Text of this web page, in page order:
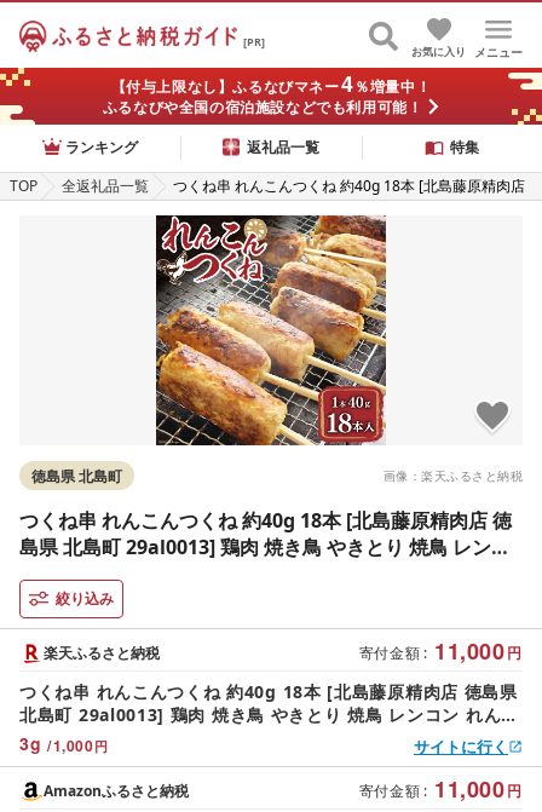
[PR]
メニュー
お気に入り
【付与上限なし】ふるなびマネー4％増量中！
ふるなびや全国の宿泊施設などでも利用可能！
ランキング
返礼品一覧
特集
TOP
全返礼品一覧
つくね串 れんこんつくね 約40g 18本 [北島藤原精肉店
徳島県 北島町 29al0013] 鶏肉 焼き鳥 やきとり 焼鳥 レ
ンコン れんこん レンコンつくね 冷凍 串 おつまみ
画像：楽天ふるさと納税
徳島県 北島町
つくね串 れんこんつくね 約40g 18本 [北島藤原精肉店 徳
島県 北島町 29al0013] 鶏肉 焼き鳥 やきとり 焼鳥 レンコ
ン れんこん レンコンつくね 冷凍 串 おつまみ
絞り込み
寄付金額 : 11,000円
3g /1,000円
楽天ふるさと納税
つくね串 れんこんつくね 約40g 18本 [北島藤原精肉店 徳島県
北島町 29al0013] 鶏肉 焼き鳥 やきとり 焼鳥 レンコン れんこ
ん レンコンつくね 冷凍 串 おつまみ
サイトに行く
寄付金額 : 11,000円
Amazonふるさと納税